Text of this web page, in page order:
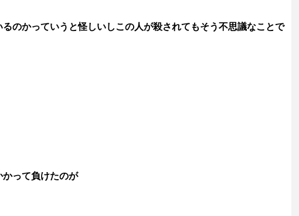
のかっていうと怪しいしこの人が殺されてもそう不思議なことで
って負けたのが